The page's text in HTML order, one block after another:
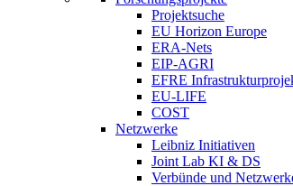
Projektsuche
EU Horizon Europe
ERA-Nets
EIP-AGRI
EFRE
EU-LIFE
COST
Netzwerke
Leibniz Initiativen
Joint Lab KI & DS
Verbünde und